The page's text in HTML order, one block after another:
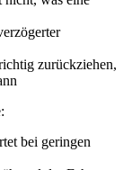
zurückziehen,
bei geringen